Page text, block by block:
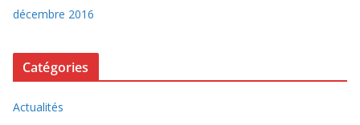
décembre 2016
Catégories
Actualités